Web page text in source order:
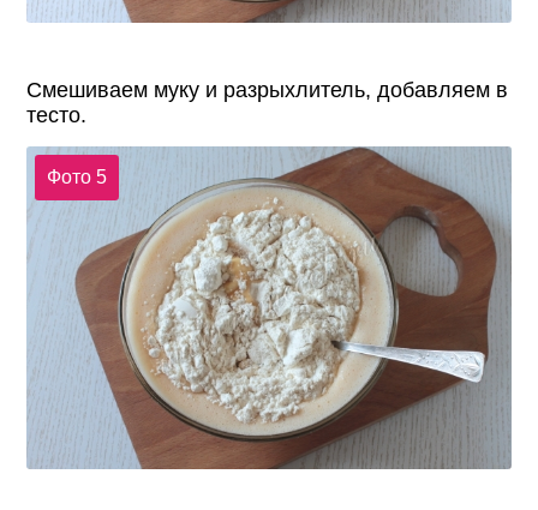
Смешиваем муку и разрыхлитель, добавляем в
тесто.
Фото 5